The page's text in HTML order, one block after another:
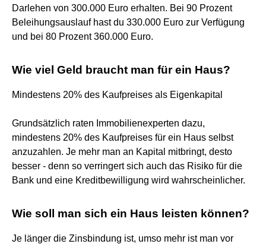
Darlehen von 300.000 Euro erhalten. Bei 90 Prozent
Beleihungsauslauf hast du 330.000 Euro zur Verfügung
und bei 80 Prozent 360.000 Euro.
Wie viel Geld braucht man für ein Haus?
Mindestens 20% des Kaufpreises als Eigenkapital
Grundsätzlich raten Immobilienexperten dazu,
mindestens 20% des Kaufpreises für ein Haus selbst
anzuzahlen. Je mehr man an Kapital mitbringt, desto
besser - denn so verringert sich auch das Risiko für die
Bank und eine Kreditbewilligung wird wahrscheinlicher.
Wie soll man sich ein Haus leisten können?
Je länger die Zinsbindung ist, umso mehr ist man vor